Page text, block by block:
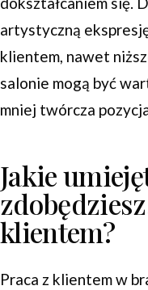
artystyczną
klientem, nawet
salonie mogą być
mniej twórcza
Jakie
klientem?
Praca z klientem w